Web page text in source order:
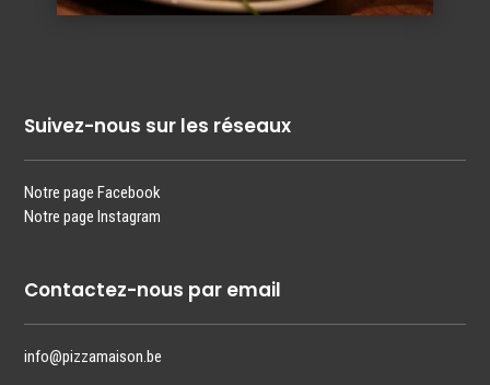
Suivez-nous sur les réseaux
Notre page Facebook
Notre page Instagram
Contactez-nous par email
info@pizzamaison.be